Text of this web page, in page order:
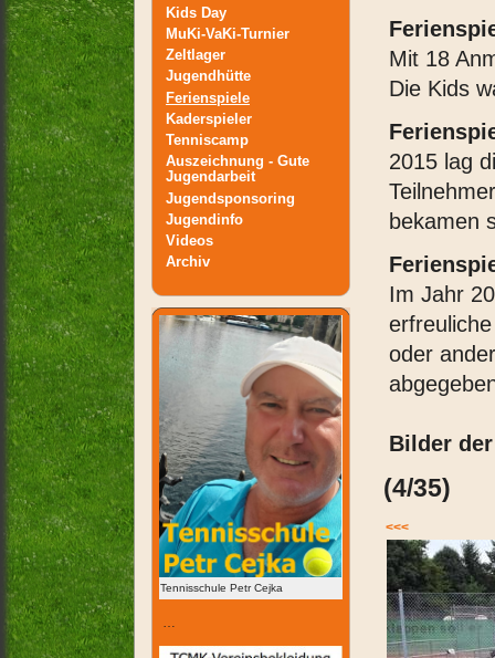
Kids Day
MuKi-VaKi-Turnier
Zeltlager
Jugendhütte
Ferienspiele
Kaderspieler
Tenniscamp
Auszeichnung - Gute
Jugendarbeit
Jugendsponsoring
Jugendinfo
Videos
Archiv
Tennisschule Petr Cejka
Mit 18
Die Kids
2015 lag
bekamen
Im Jahr
oder
Bilder
(4/35)
<<<